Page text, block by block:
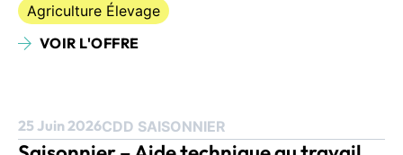
Agriculture Élevage
VOIR L'OFFRE
25 Juin 2026CDD SAISONNIER